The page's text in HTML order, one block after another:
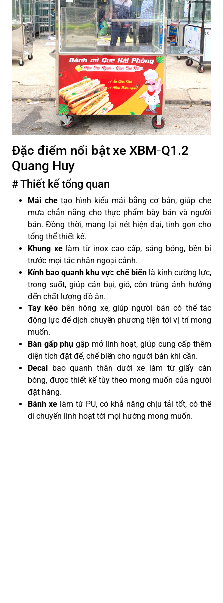
Đặc điểm nổi bật xe XBM-Q1.2
Quang Huy
# Thiết kế tổng quan
Mái chetạo hình kiểu mái bằng cơ bản, giúp che
mưa chắn nắng cho thực phẩm bày bán và người
bán. Đồng thời, mang lại nét hiện đại, tinh gọn cho
tổng thể thiết kế.
Khung xelàm từ inox cao cấp, sáng bóng, bền bỉ
trước mọi tác nhân ngoại cảnh.
Kính bao quanh khu vực chế biến là kính cường lực,
trong suốt, giúp cản bụi, gió, côn trùng ảnh hưởng
đến chất lượng đồ ăn.
Tay kéo bên hông xe, giúp người bán có thể tác
động lực để dịch chuyển phương tiện tới vị trí mong
muốn.
Bàn gấp phụgập mở linh hoạt, giúp cung cấp thêm
diện tích đặt để, chế biến cho người bán khi cần.
Decal
bao quanh thân dưới xe làm từ giấy cán
bóng, được thiết kế tùy theo mong muốn của người
đặt hàng.
Bánh xe làm từ PU, có khả năng chịu tải tốt, có thể
di chuyển linh hoạt tới mọi hướng mong muốn.